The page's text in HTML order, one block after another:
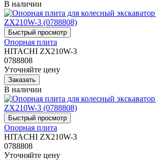
В наличии
Опорная плита
HITACHI ZX210W-3
0788808
Уточняйте цену
В наличии
Опорная плита
HITACHI ZX210W-3
0788808
Уточняйте цену